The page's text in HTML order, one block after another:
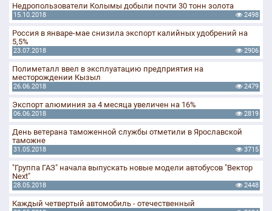
Недропользователи Колымы добыли почти 30 тонн золота
15.10.2018 2498
Россия в январе-мае снизила экспорт калийных удобрений на
5,5%
23.07.2018 2906
Полиметалл ввел в эксплуатацию предприятия на
месторождении Кызыл
26.06.2018 2479
Экспорт алюминия за 4 месяца увеличен на 16%
06.06.2018 2819
День ветерана таможенной службы отметили в Ярославской
таможне
31.05.2018 3715
"Группа ГАЗ" начала выпускать новые модели автобусов "Вектор
Next"
28.05.2018 2448
Каждый четвертый автомобиль - отечественный